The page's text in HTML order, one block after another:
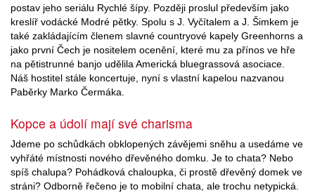
postav jeho seriálu Rychlé šípy. Později proslul především jako
kreslíř vodácké Modré pětky. Spolu s J. Vyčítalem a J. Šimkem je
také zakládajícím členem slavné countryové kapely Greenhorns a
jako první Čech je nositelem ocenění, které mu za přínos ve hře
na pětistrunné banjo udělila Americká bluegrassová asociace.
Náš hostitel stále koncertuje, nyní s vlastní kapelou nazvanou
Paběrky Marko Čermáka.
Kopce a údolí mají své charisma
Jdeme po schůdkách obklopených závějemi sněhu a usedáme ve
vyhřáté místnosti nového dřevěného domku. Je to chata? Nebo
spíš chalupa? Pohádková chaloupka, či prostě dřevěný domek ve
stráni? Odborně řečeno je to mobilní chata, ale trochu netypická.